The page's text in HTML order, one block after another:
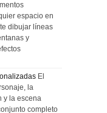
espacio en
dibujar líneas
y
El
la
y la escena
completo